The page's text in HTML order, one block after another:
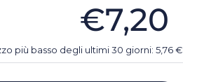
€7,20
più basso degli ultimi 30 giorni: 5,76€